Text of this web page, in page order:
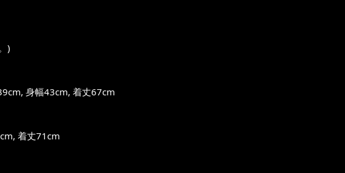
)
身幅43cm, 着丈67cm
着丈71cm